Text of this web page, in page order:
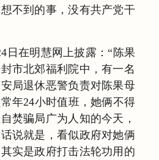
不到的事，没有共产党干
日在明慧网上披露：“陈果
市北郊福利院中，有一名
局退休恶警负责对陈果母
年24小时值班，她俩不得
焚骗局广为人知的今天，
说就是，看似政府对她俩
实是政府打击法轮功用的